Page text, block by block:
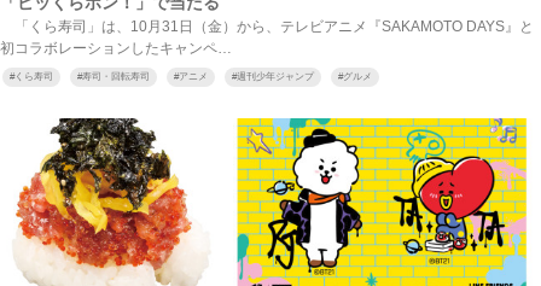
「くら寿司」は、10月31日（金）から、テレビアニメ『SAKAMOTO DAYS』と
初コラボレーションしたキャンペ…
#くら寿司 #寿司・回転寿司 #アニメ #週刊少年ジャンプ #グルメ